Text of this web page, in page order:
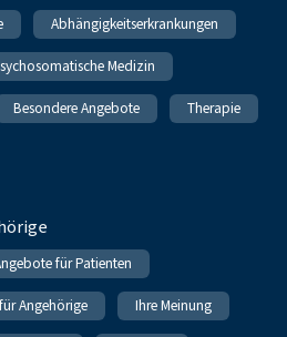
Abhängigkeitserkrankungen
Medizin
Besondere Angebote Therapie
für Patienten
Angehörige Ihre Meinung